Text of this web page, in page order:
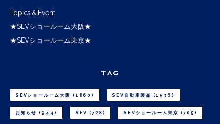
Topics＆Event
★SEVショールーム大阪★
★SEVショールーム東京★
TAG
SEVショールーム大阪 (1860) SEV自動車製品 (1536)
お知らせ (944) SEV (728) SEVショールーム東京 (705)